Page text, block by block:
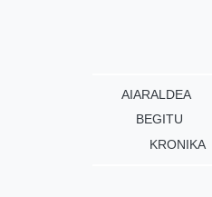
AIARALDEA
BEGITU
KRONIKA